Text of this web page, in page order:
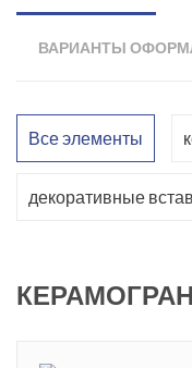
ВАРИАНТЫ
Все элементы
декоративные